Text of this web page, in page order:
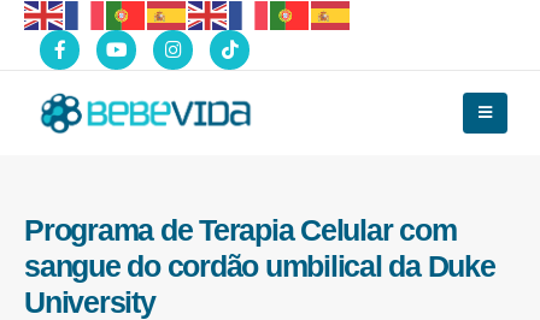
Programa de Terapia Celular com
sangue do cordão umbilical da Duke
University